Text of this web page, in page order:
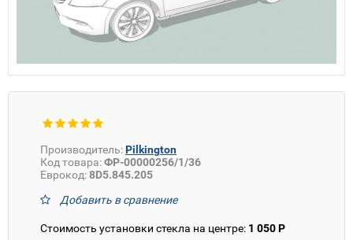
Производитель:Pilkington
Код товара:ФР-00000256/1/36
Еврокод:8D5.845.205
Добавить в сравнение
Стоимость установки стекла на центре: 1 050 Р